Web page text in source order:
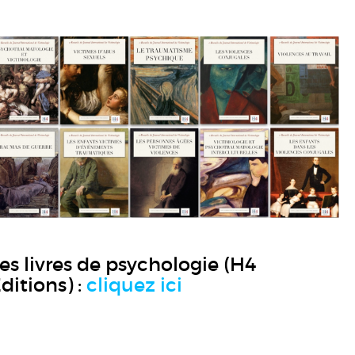
livres de psychologie (H4
: cliquez ici